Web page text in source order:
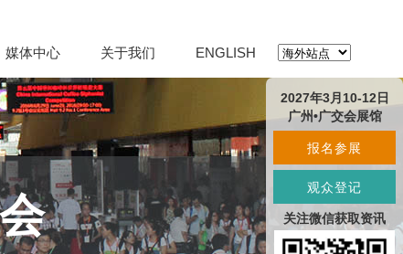
媒体中心 关于我们 ENGLISH
2027年3月10-12日
广州•广交会展馆
报名参展
观众登记
关注微信获取资讯